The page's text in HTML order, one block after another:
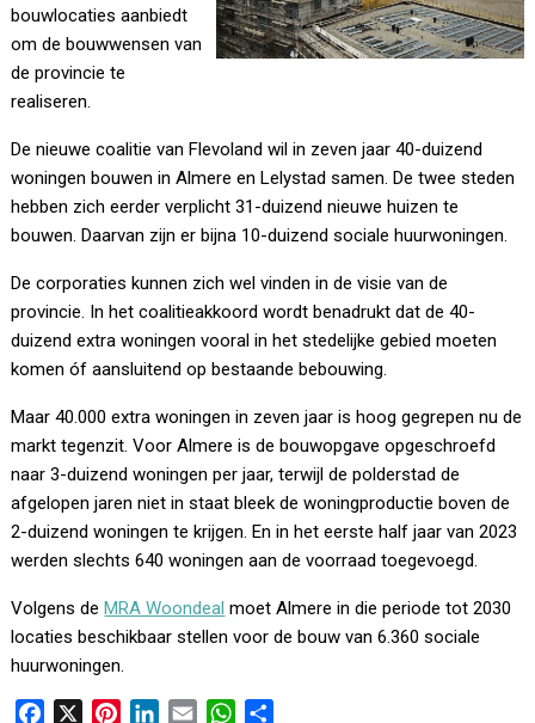
bouwlocaties aanbiedt
om de bouwwensen van
de provincie te
realiseren.
De nieuwe coalitie van Flevoland wil in zeven jaar 40-duizend
woningen bouwen in Almere en Lelystad samen. De twee steden
hebben zich eerder verplicht 31-duizend nieuwe huizen te
bouwen. Daarvan zijn er bijna 10-duizend sociale huurwoningen.
De corporaties kunnen zich wel vinden in de visie van de
provincie. In het coalitieakkoord wordt benadrukt dat de 40-
duizend extra woningen vooral in het stedelijke gebied moeten
komen óf aansluitend op bestaande bebouwing.
Maar 40.000 extra woningen in zeven jaar is hoog gegrepen nu de
markt tegenzit. Voor Almere is de bouwopgave opgeschroefd
naar 3-duizend woningen per jaar, terwijl de polderstad de
afgelopen jaren niet in staat bleek de woningproductie boven de
2-duizend woningen te krijgen. En in het eerste half jaar van 2023
werden slechts 640 woningen aan de voorraad toegevoegd.
Volgens deMRA Woondeal moet Almere in die periode tot 2030
locaties beschikbaar stellen voor de bouw van 6.360 sociale
huurwoningen.
W